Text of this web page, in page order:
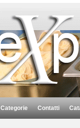
Categorie Contatti